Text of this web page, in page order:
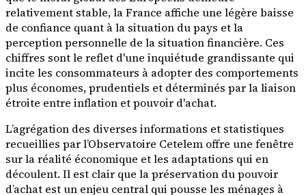
relativement stable, la France affiche une légère baisse
de confiance quant à la situation du pays et la
perception personnelle de la situation financière. Ces
chiffres sont le reflet d'une inquiétude grandissante qui
incite les consommateurs à adopter des comportements
plus économes, prudentiels et déterminés par la liaison
étroite entre inflation et pouvoir d'achat.
L’agrégation des diverses informations et statistiques
recueillies par l’Observatoire Cetelem offre une fenêtre
sur la réalité économique et les adaptations qui en
découlent. Il est clair que la préservation du pouvoir
d’achat est un enjeu central qui pousse les ménages à